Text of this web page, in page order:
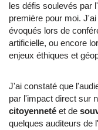
les défis soulevés par
première pour moi.
évoqués lors de
artificielle, ou encore
enjeux éthiques et
J'ai constaté que
par l'impact direct sur
citoyenneté et de
quelques auditeurs de